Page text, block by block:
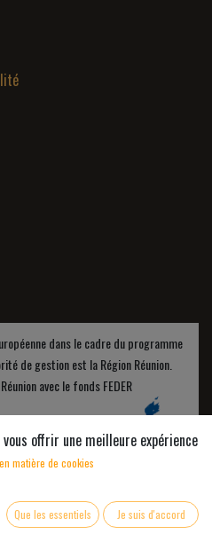
dans le cadre du programme
de gestion est la Région Réunion.
avec le fonds FEDER
offrir une meilleure expérience
matière de cookies
Que les essentiels Je suis d'accord